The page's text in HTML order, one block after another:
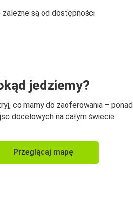
zależne są od dostępności
jedziemy?
co mamy do zaoferowania –
docelowych na całym świecie.
Przeglądaj mapę